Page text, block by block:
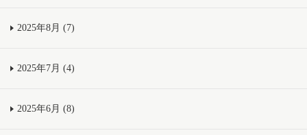
2025年8月 (7)
2025年7月 (4)
2025年6月 (8)